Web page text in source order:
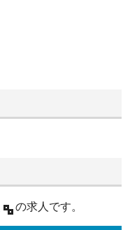
の求人です。